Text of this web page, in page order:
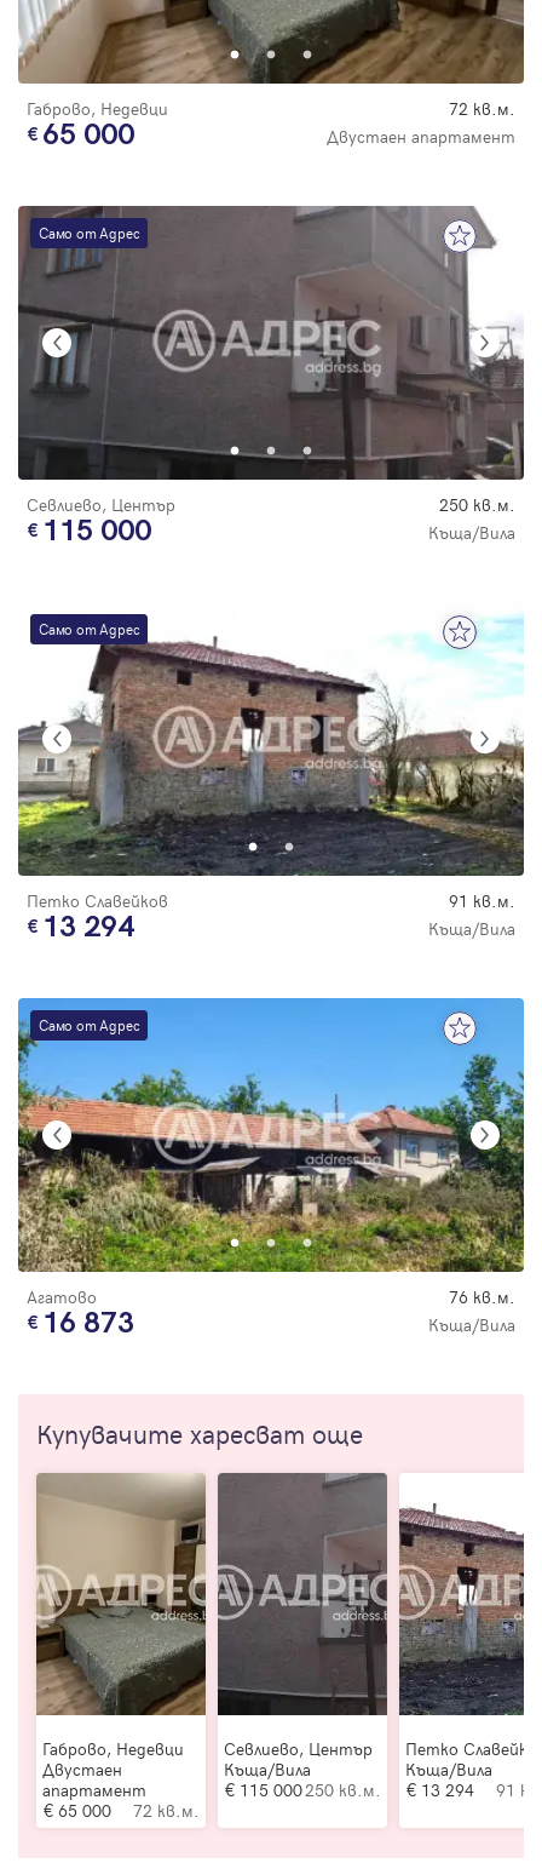
Габрово, Недевци 72 кв.м.
65 000 Двустаен апартамент
Само от Адрес
Севлиево, Център 250 кв.м.
115 000 Къща/Вила
Само от Адрес
Петко Славейков 91 кв.м.
13 294 Къща/Вила
Само от Адрес
Агатово 76 кв.м.
16 873 Къща/Вила
Купувачите харесват още
Габрово, Недевци
Двустаен
апартамент
65 000
72 кв.м.
Севлиево, Център
Къща/Вила
115 000250 кв.м.
Петко
Къща/Вила
13 294
91
Парола